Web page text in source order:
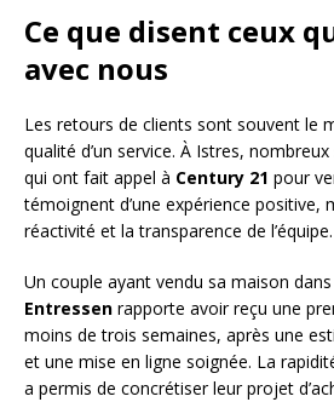
Ce que disent ceux
avec nous
Les retours de clients sont souvent le
qualité d’un service. À Istres,
qui ont fait appel à Century 21 pour
témoignent d’une expérience positive,
réactivité et la transparence de l’équipe.
Un couple ayant vendu sa maison
Entressen rapporte avoir reçu une
moins de trois semaines, après une
et une mise en ligne soignée. La
a permis de concrétiser leur projet